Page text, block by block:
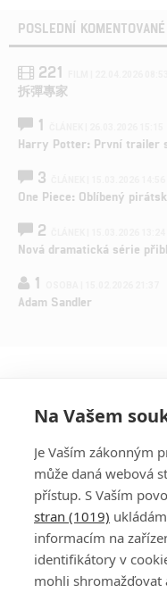
POSLEDNÍ KOMENTOVANÉ
221
拆彈專家
1
Harry Potter: První trailer
3
One Piece: Oblíbený
2
Nová dramatická série
1
Adam Sandler
DISKUZE
Na Vašem
Je Vaším zákonným
může daná webová
přístup. S Vaším
stran (1019)
informacím na
identifikátory v
mohli shromažďovat